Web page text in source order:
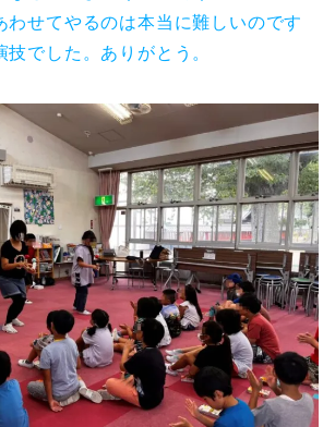
わせてやるのは本当に難しいのです
でした。ありがとう。